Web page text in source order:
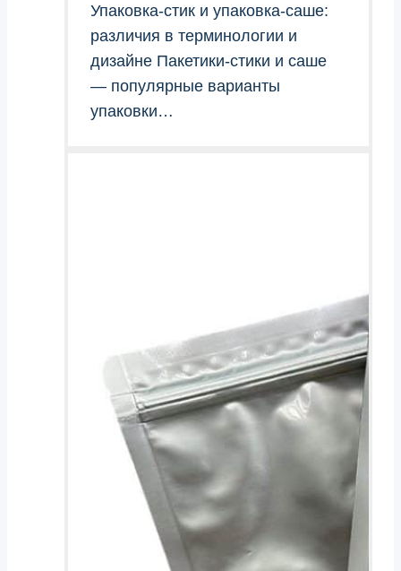
Упаковка-стик и упаковка-саше:
различия в терминологии и
дизайне Пакетики-стики и саше
— популярные варианты
упаковки…